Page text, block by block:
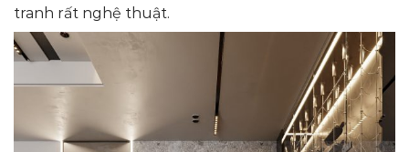
tranh rất nghệ thuật.